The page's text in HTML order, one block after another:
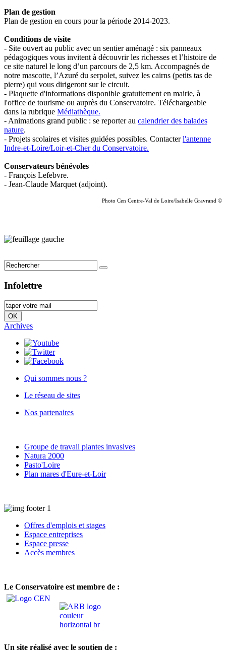
Plan de gestion
Plan de gestion en cours pour la période 2014-2023.
Conditions de visite
- Site ouvert au public avec un sentier aménagé : six panneaux
pédagogiques vous invitent à découvrir les richesses et l’histoire de
ce site naturel le long d’un parcours de 2,5 km. Accompagnés de
notre mascotte, l’Azuré du serpolet, suivez les cairns (petits tas de
pierre) qui vous dirigeront sur le circuit.
- Plaquette d'informations disponible gratuitement en mairie, à
l'office de tourisme ou auprès du Conservatoire. Téléchargeable
dans la rubrique Médiathèque.
- Animations grand public : se reporter au calendrier des balades
nature.
- Projets scolaires et visites guidées possibles. Contacterl'antenne
Indre-et-Loire/Loir-et-Cher du Conservatoire.
Conservateurs bénévoles
- François Lefebvre.
- Jean-Claude Marquet (adjoint).
Photo Cen Centre-Val de Loire/Isabelle Gravrand ©
Infolettre
Archives
Qui sommes nous ?
Le réseau de sites
Nos partenaires
Groupe de travail plantes invasives
Natura 2000
Pasto'Loire
Plan mares d'Eure-et-Loir
Offres d'emplois et stages
Espace entreprises
Espace presse
Accès membres
Le Conservatoire est membre de :
Un site réalisé avec le soutien de :